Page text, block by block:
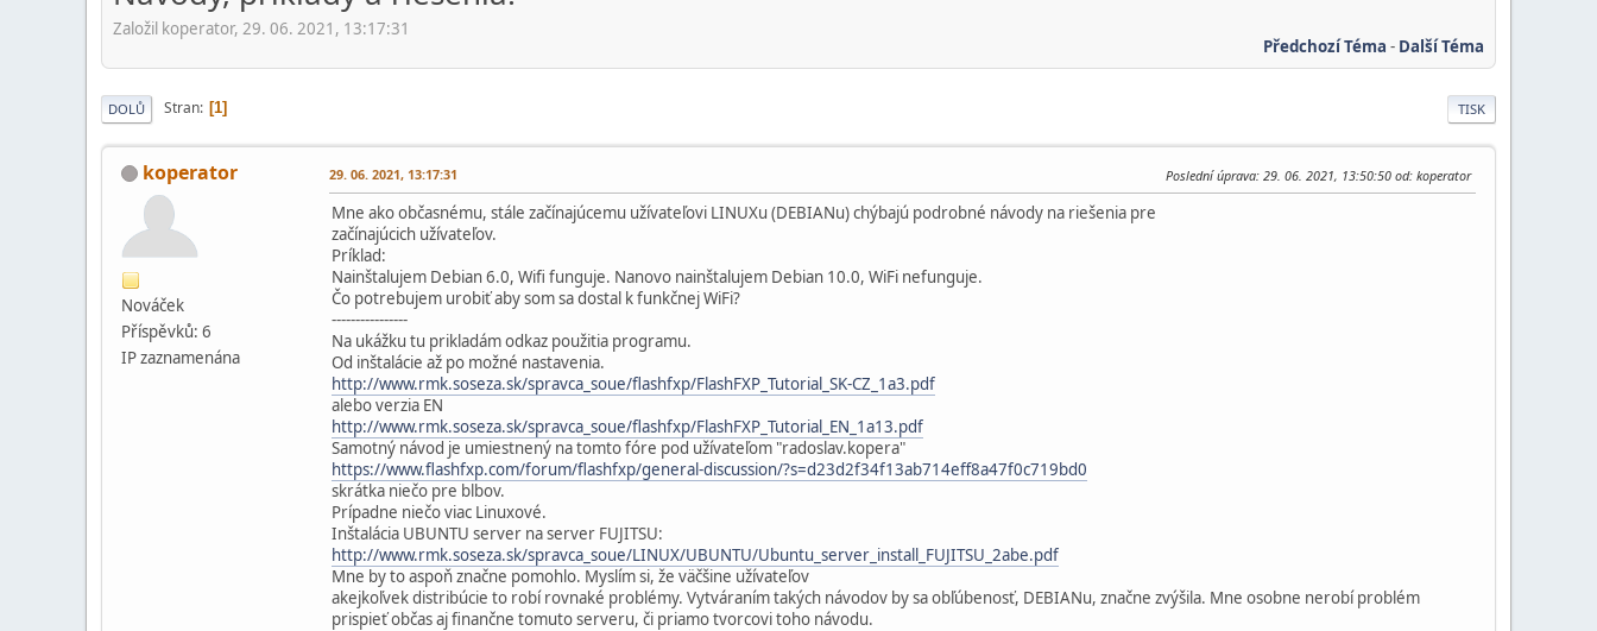
Založil koperator, 29. 06. 2021, 13:17:31
Předchozí Téma - Další Téma
TISK
DOLŮ Stran 1
koperator
Nováček
Příspěvků: 6
IP zaznamenána
29. 06. 2021, 13:17:31 Poslední úprava: 29. 06. 2021, 13:50:50 od: koperator
Mne ako občasnému, stále začínajúcemu užívateľovi LINUXu (DEBIANu) chýbajú podrobné návody na riešenia pre
začínajúcich užívateľov.
Príklad:
Nainštalujem Debian 6.0, Wifi funguje. Nanovo nainštalujem Debian 10.0, WiFi nefunguje.
Čo potrebujem urobiť aby som sa dostal k funkčnej WiFi?
----------------
Na ukážku tu prikladám odkaz použitia programu.
Od inštalácie až po možné nastavenia.
http://www.rmk.soseza.sk/spravca_soue/flashfxp/FlashFXP_Tutorial_SK-CZ_1a3.pdf
alebo verzia EN
http://www.rmk.soseza.sk/spravca_soue/flashfxp/FlashFXP_Tutorial_EN_1a13.pdf
Samotný návod je umiestnený na tomto fóre pod užívateľom "radoslav.kopera"
https://www.flashfxp.com/forum/flashfxp/general-discussion/?s=d23d2f34f13ab714eff8a47f0c719bd0
skrátka niečo pre blbov.
Prípadne niečo viac Linuxové.
Inštalácia UBUNTU server na server FUJITSU:
http://www.rmk.soseza.sk/spravca_soue/LINUX/UBUNTU/Ubuntu_server_install_FUJITSU_2abe.pdf
Mne by to aspoň značne pomohlo. Myslím si, že väčšine užívateľov
akejkoľvek distribúcie to robí rovnaké problémy. Vytváraním takých návodov by sa obľúbenosť, DEBIANu, značne zvýšila. Mne osobne nerobí problém
prispieť občas aj finančne tomuto serveru, či priamo tvorcovi toho návodu.